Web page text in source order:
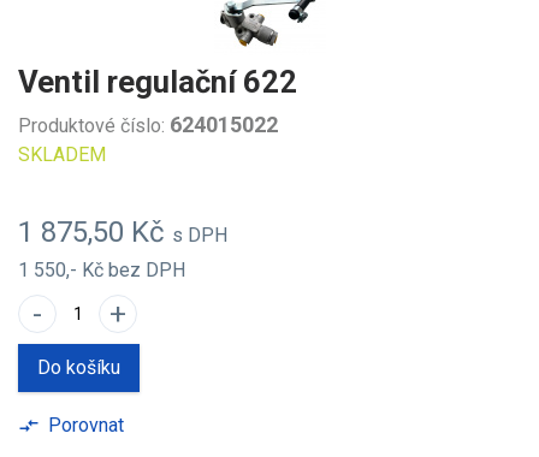
Ventil regulační 622
Produktové číslo: 624015022
SKLADEM
1 875,50 Kč s DPH
1 550,- Kč bez DPH
- +
Do košíku
compare_arrows Porovnat